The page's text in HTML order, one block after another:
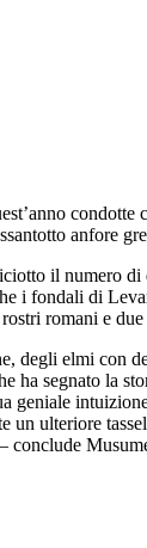
anfore
il numero
i fondali di
romani e due
degli elmi con
ha segnato la
geniale
un ulteriore
conclude